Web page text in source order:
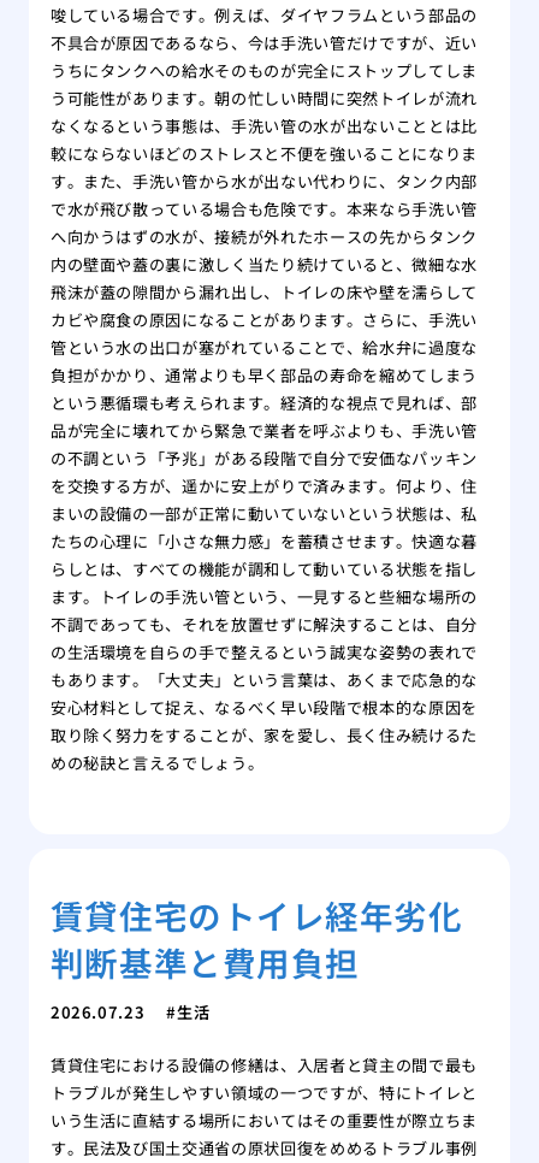
唆している場合です。例えば、ダイヤフラムという部品の
不具合が原因であるなら、今は手洗い管だけですが、近い
うちにタンクへの給水そのものが完全にストップしてしま
う可能性があります。朝の忙しい時間に突然トイレが流れ
なくなるという事態は、手洗い管の水が出ないこととは比
較にならないほどのストレスと不便を強いることになりま
す。また、手洗い管から水が出ない代わりに、タンク内部
で水が飛び散っている場合も危険です。本来なら手洗い管
へ向かうはずの水が、接続が外れたホースの先からタンク
内の壁面や蓋の裏に激しく当たり続けていると、微細な水
飛沫が蓋の隙間から漏れ出し、トイレの床や壁を濡らして
カビや腐食の原因になることがあります。さらに、手洗い
管という水の出口が塞がれていることで、給水弁に過度な
負担がかかり、通常よりも早く部品の寿命を縮めてしまう
という悪循環も考えられます。経済的な視点で見れば、部
品が完全に壊れてから緊急で業者を呼ぶよりも、手洗い管
の不調という「予兆」がある段階で自分で安価なパッキン
を交換する方が、遥かに安上がりで済みます。何より、住
まいの設備の一部が正常に動いていないという状態は、私
たちの心理に「小さな無力感」を蓄積させます。快適な暮
らしとは、すべての機能が調和して動いている状態を指し
ます。トイレの手洗い管という、一見すると些細な場所の
不調であっても、それを放置せずに解決することは、自分
の生活環境を自らの手で整えるという誠実な姿勢の表れで
もあります。「大丈夫」という言葉は、あくまで応急的な
安心材料として捉え、なるべく早い段階で根本的な原因を
取り除く努力をすることが、家を愛し、長く住み続けるた
めの秘訣と言えるでしょう。
賃貸住宅のトイレ経年劣化
判断基準と費用負担
2026.07.23 生活
賃貸住宅における設備の修繕は、入居者と貸主の間で最も
トラブルが発生しやすい領域の一つですが、特にトイレと
いう生活に直結する場所においてはその重要性が際立ちま
す。民法及び国土交通省の原状回復をめめるトラブル事例